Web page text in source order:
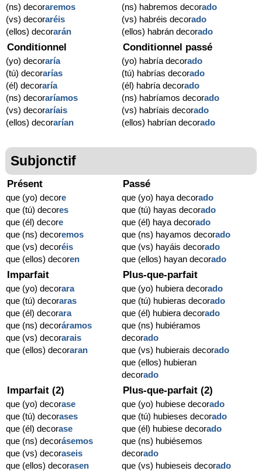
(ns) decoraremos
(vs) decoraréis
(ellos) decorarán
(ns) habremos decorado
(vs) habréis decorado
(ellos) habrán decorado
Conditionnel
(yo) decoraría
(tú) decorarías
(él) decoraría
(ns) decoraríamos
(vs) decoraríais
(ellos) decorarían
Conditionnel passé
(yo) habría decorado
(tú) habrías decorado
(él) habría decorado
(ns) habríamos decorado
(vs) habríais decorado
(ellos) habrían decorado
Subjonctif
Présent
que (yo) decore
que (tú) decores
que (él) decore
que (ns) decoremos
que (vs) decoréis
que (ellos) decoren
Passé
que (yo) haya decorado
que (tú) hayas decorado
que (él) haya decorado
que (ns) hayamos decorado
que (vs) hayáis decorado
que (ellos) hayan decorado
Imparfait
que (yo) decorara
que (tú) decoraras
que (él) decorara
que (ns) decoráramos
que (vs) decorarais
que (ellos) decoraran
Plus-que-parfait
que (yo) hubiera decorado
que (tú) hubieras decorado
que (él) hubiera decorado
que (ns) hubiéramos
decorado
que (vs) hubierais decorado
que (ellos) hubieran
decorado
Imparfait (2)
que (yo) decorase
que (tú) decorases
que (él) decorase
que (ns) decorásemos
que (vs) decoraseis
que (ellos) decorasen
Plus-que-parfait (2)
que (yo) hubiese decorado
que (tú) hubieses decorado
que (él) hubiese decorado
que (ns) hubiésemos
decorado
que (vs) hubieseis decorado